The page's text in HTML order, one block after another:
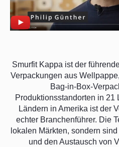
Smurfit Kappa ist der
Verpackungen aus
Bag-in-Box-
Produktionsstandorten in 21
Ländern in Amerika ist der
echter Branchenführer. Die
lokalen Märkten, sondern
und den Austausch von